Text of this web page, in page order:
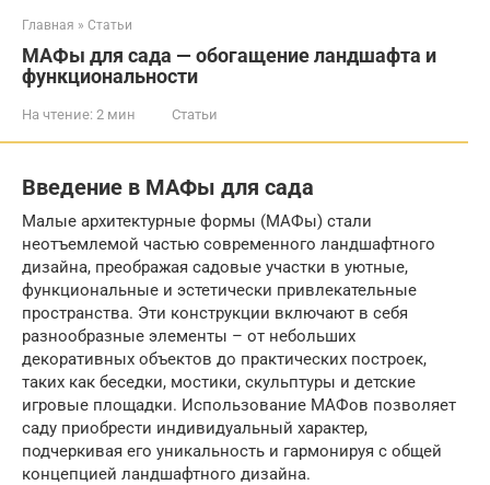
Главная » Статьи
МАФы для сада — обогащение ландшафта и
функциональности
На чтение: 2 мин Статьи
Введение в МАФы для сада
Малые архитектурные формы (МАФы) стали
неотъемлемой частью современного ландшафтного
дизайна, преображая садовые участки в уютные,
функциональные и эстетически привлекательные
пространства. Эти конструкции включают в себя
разнообразные элементы – от небольших
декоративных объектов до практических построек,
таких как беседки, мостики, скульптуры и детские
игровые площадки. Использование МАФов позволяет
саду приобрести индивидуальный характер,
подчеркивая его уникальность и гармонируя с общей
концепцией ландшафтного дизайна.